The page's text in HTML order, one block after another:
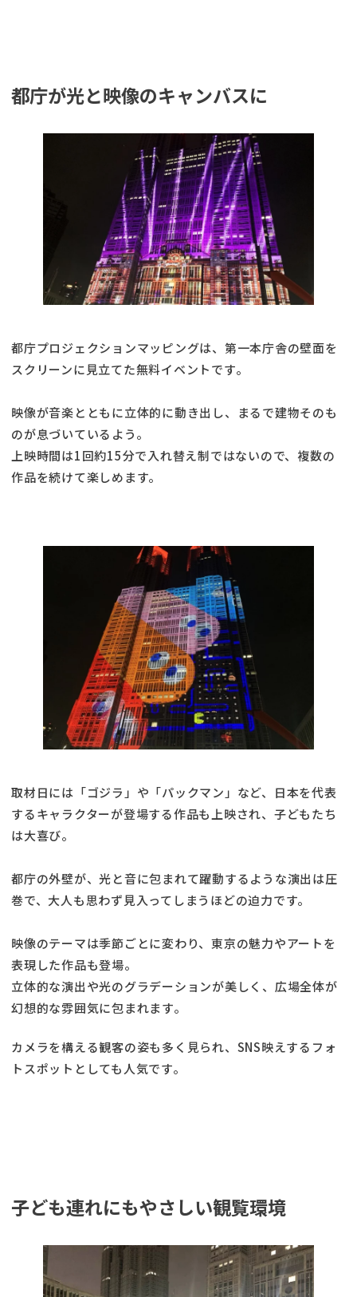
都庁が光と映像のキャンバスに
都庁プロジェクションマッピングは、第一本庁舎の壁面を
スクリーンに見立てた無料イベントです。
映像が音楽とともに立体的に動き出し、まるで建物そのも
のが息づいているよう。
上映時間は1回約15分で入れ替え制ではないので、複数の
作品を続けて楽しめます。
取材日には「ゴジラ」や「パックマン」など、日本を代表
するキャラクターが登場する作品も上映され、子どもたち
は大喜び。
都庁の外壁が、光と音に包まれて躍動するような演出は圧
巻で、大人も思わず見入ってしまうほどの迫力です。
映像のテーマは季節ごとに変わり、東京の魅力やアートを
表現した作品も登場。
立体的な演出や光のグラデーションが美しく、広場全体が
幻想的な雰囲気に包まれます。
カメラを構える観客の姿も多く見られ、SNS映えするフォ
トスポットとしても人気です。
子ども連れにもやさしい観覧環境